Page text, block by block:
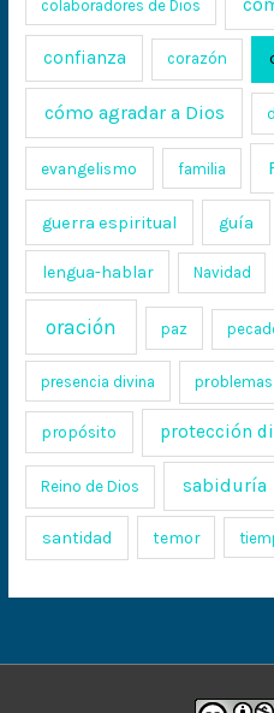
colaboradores de Dios
confianza corazón
cómo agradar a Dios
evangelismo familia
guerra espiritual guía
lengua-hablar Navidad
oración paz
presencia divina problemas
propósito protección
Reino de Dios sabiduría
santidad temor